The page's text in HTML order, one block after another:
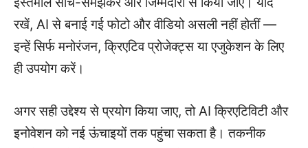
रखें, AI से बनाई गई फोटो और वीडियो असली नहीं होतीं —
इन्हें सिर्फ मनोरंजन, क्रिएटिव प्रोजेक्ट्स या एजुकेशन के लिए
ही उपयोग करें।
अगर सही उद्देश्य से प्रयोग किया जाए, तो AI क्रिएटिविटी और
इनोवेशन को नई ऊंचाइयों तक पहुंचा सकता है। तकनीक